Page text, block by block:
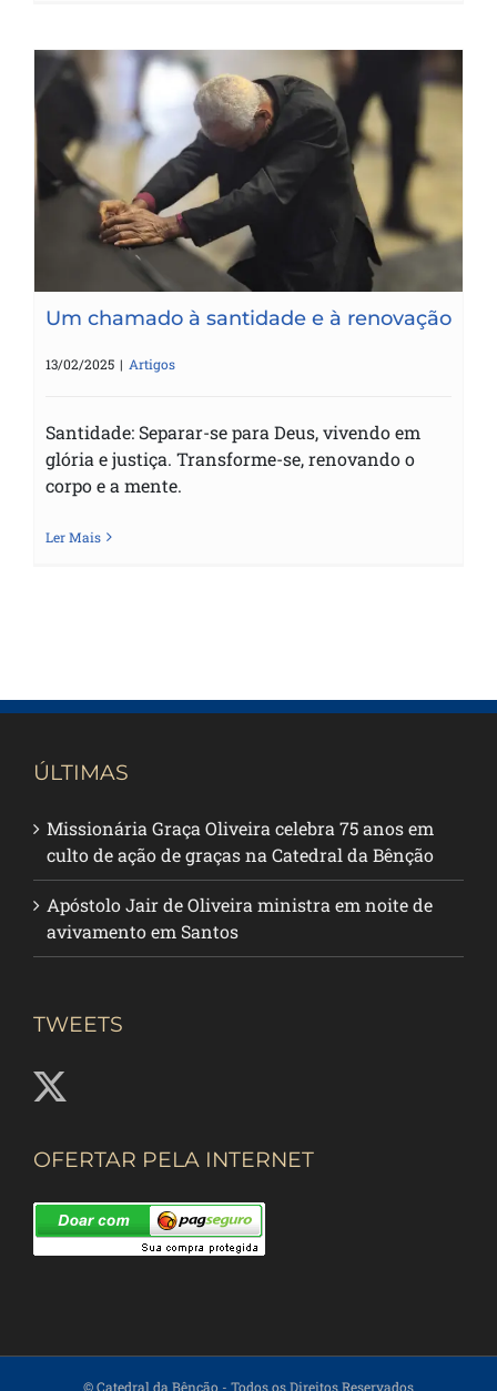
Um chamado à santidade e à renovação
Um chamado à santidade e à renovação
13/02/2025 | Artigos
Santidade: Separar-se para Deus, vivendo em
glória e justiça. Transforme-se, renovando o
corpo e a mente.
Ler Mais
ÚLTIMAS
Missionária Graça Oliveira celebra 75 anos em
culto de ação de graças na Catedral da Bênção
Apóstolo Jair de Oliveira ministra em noite de
avivamento em Santos
TWEETS
OFERTAR PELA INTERNET
© Catedral da Bênção - Todos os Direitos Reservados